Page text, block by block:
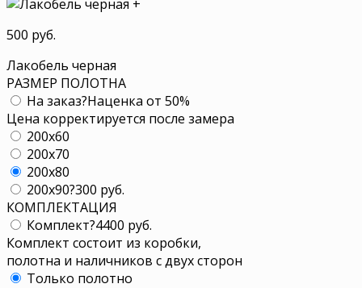
+
500 руб.
Лакобель черная
РАЗМЕР ПОЛОТНА
На заказ?Наценка от 50%
Цена корректируется после замера
200x60
200x70
200x80
200x90?300 руб.
КОМПЛЕКТАЦИЯ
Комплект?4400 руб.
Комплект состоит из коробки,
полотна и наличников с двух сторон
Только полотно